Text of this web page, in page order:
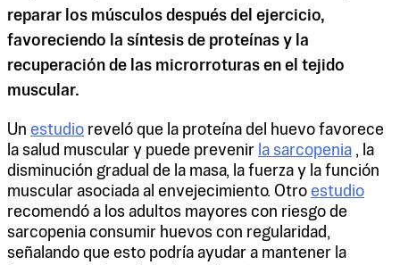
reparar los músculos después del ejercicio,
favoreciendo la síntesis de proteínas y la
recuperación de las microrroturas en el tejido
muscular.
Un estudio reveló que la proteína del huevo favorece
la salud muscular y puede prevenir la sarcopenia , la
disminución gradual de la masa, la fuerza y ​​la función
muscular asociada al envejecimiento. Otro estudio
recomendó a los adultos mayores con riesgo de
sarcopenia consumir huevos con regularidad,
señalando que esto podría ayudar a mantener la